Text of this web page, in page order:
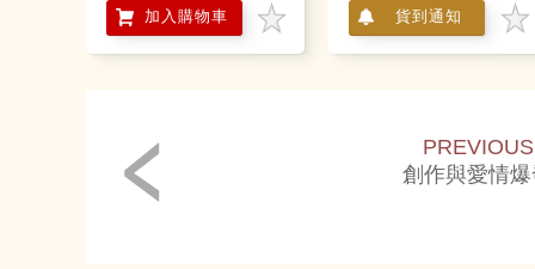
加入購物車 貨到通知
PREVIOUS
創作與愛情